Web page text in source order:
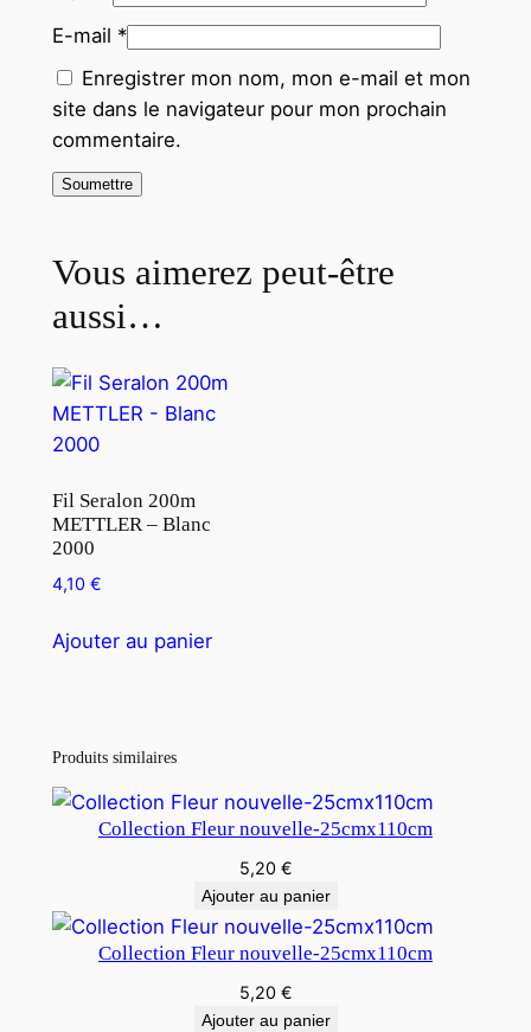
E-mail *
Enregistrer mon nom, mon e-mail et mon
site dans le navigateur pour mon prochain
commentaire.
Vous aimerez peut-être
aussi…
Fil Seralon 200m
METTLER – Blanc
2000
4,10 €
Ajouter au panier
Produits similaires
Collection Fleur nouvelle-25cmx110cm
5,20 €
Ajouter au panier
Collection Fleur nouvelle-25cmx110cm
5,20 €
Ajouter au panier